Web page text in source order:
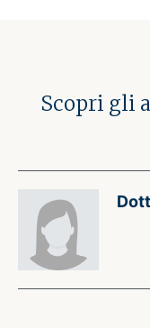
Scopri gli